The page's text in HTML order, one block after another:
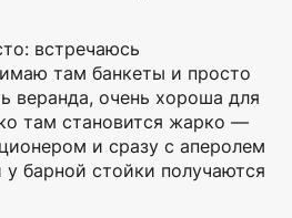
встречаюсь
там банкеты и просто
веранда, очень хороша для
там становится жарко —
и сразу с аперолем
барной стойки получаются